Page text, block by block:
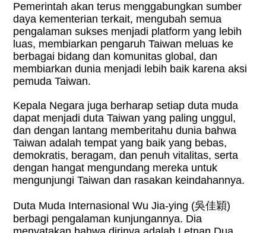
Pemerintah akan terus menggabungkan sumber
daya kementerian terkait, mengubah semua
pengalaman sukses menjadi platform yang lebih
luas, membiarkan pengaruh Taiwan meluas ke
berbagai bidang dan komunitas global, dan
membiarkan dunia menjadi lebih baik karena aksi
pemuda Taiwan.
Kepala Negara juga berharap setiap duta muda
dapat menjadi duta Taiwan yang paling unggul,
dan dengan lantang memberitahu dunia bahwa
Taiwan adalah tempat yang baik yang bebas,
demokratis, beragam, dan penuh vitalitas, serta
dengan hangat mengundang mereka untuk
mengunjungi Taiwan dan rasakan keindahannya.
Duta Muda Internasional Wu Jia-ying (吳佳穎)
berbagi pengalaman kunjungannya. Dia